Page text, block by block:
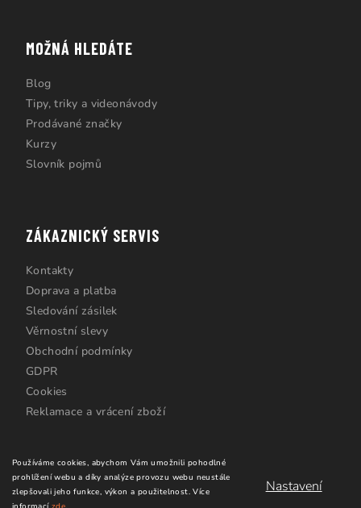
Používáme cookies, abychom Vám umožnili pohodlné
prohlížení webu a díky analýze provozu webu neustále
zlepšovali jeho funkce, výkon a použitelnost.Více
Nastavení
MOŽNÁ HLEDÁTE
Blog
Tipy, triky a videonávody
Prodávané značky
Kurzy
Slovník pojmů
ZÁKAZNICKÝ SERVIS
Kontakty
Doprava a platba
Sledování zásilek
Věrnostní slevy
Obchodní podmínky
GDPR
Cookies
Reklamace a vrácení zboží